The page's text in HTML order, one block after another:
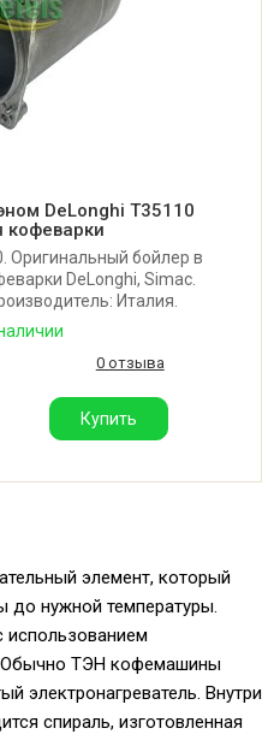
DeLonghi T35110
кофеварки
Оригинальный бойлер в
DeLonghi, Simac.
Италия.
0 отзыва
Купить
элемент, который
до нужной температуры.
использованием
Обычно ТЭН кофемашины
электронагреватель. Внутри
спираль, изготовленная